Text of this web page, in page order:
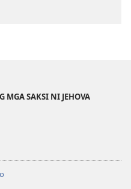
MGA SAKSI NI JEHOVA